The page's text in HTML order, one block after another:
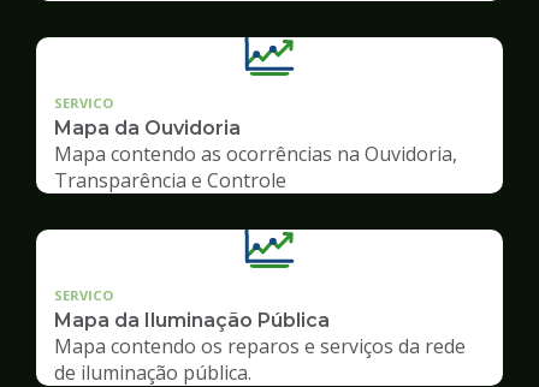
SERVICO
Mapa da Ouvidoria
Mapa contendo as ocorrências na Ouvidoria,
Transparência e Controle
SERVICO
Mapa da Iluminação Pública
Mapa contendo os reparos e serviços da rede
de iluminação pública.